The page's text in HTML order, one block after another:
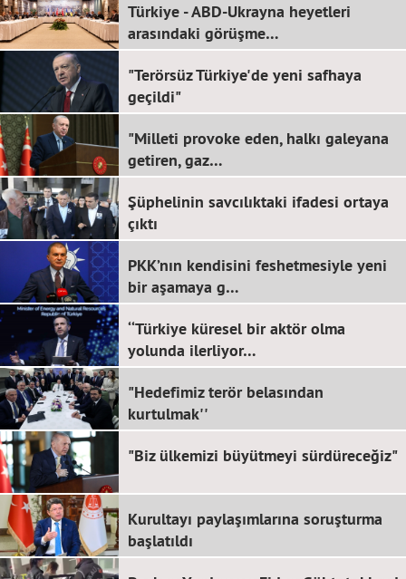
Türkiye - ABD-Ukrayna heyetleri
arasındaki görüşme…
"Terörsüz Türkiye'de yeni safhaya
geçildi"
"Milleti provoke eden, halkı galeyana
getiren, gaz…
Şüphelinin savcılıktaki ifadesi ortaya
çıktı
PKK’nın kendisini feshetmesiyle yeni
bir aşamaya g…
‘‘Türkiye küresel bir aktör olma
yolunda ilerliyor…
"Hedefimiz terör belasından
kurtulmak''
"Biz ülkemizi büyütmeyi sürdüreceğiz"
Kurultayı paylaşımlarına soruşturma
başlatıldı